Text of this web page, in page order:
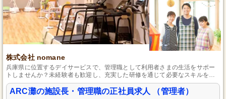
株式会社 nomane
兵庫県に位置するデイサービスで、管理職として利用者さまの生活をサポー
トしませんか？未経験者も歓迎し、充実した研修を通じて必要なスキルを身
につけることができます。利用者さまが安心して過ごせるような温かなサー
ビスを提供しており、社会貢献にも繋がるやりがいのある仕事です。
ARC灘の施設長・管理職の正社員求人 （管理者）